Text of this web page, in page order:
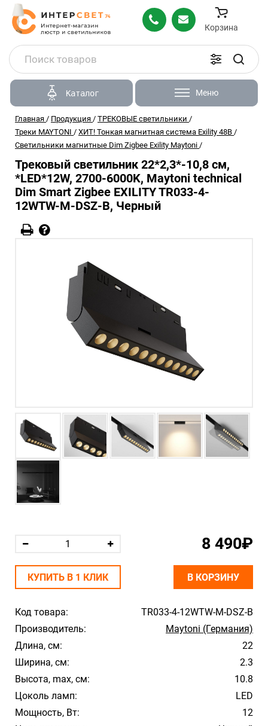
Корзина
Каталог Меню
Главная / Продукция / ТРЕКОВЫЕ светильники /
Треки MAYTONI / ХИТ! Тонкая магнитная система Exility 48В /
Светильники магнитные Dim Zigbee Exility Maytoni /
Трековый светильник 22*2,3*-10,8 см,
*LED*12W, 2700-6000K, Maytoni technical
Dim Smart Zigbee EXILITY TR033-4-
12WTW-M-DSZ-B, Черный
Код товара:
TR033-4-12WTW-M-DSZ-B
Производитель:
Maytoni (Германия)
Длина, см:
22
Ширина, см:
2.3
Высота, max, см:
10.8
Цоколь ламп:
LED
Мощность, Вт:
12
8 490₽
КУПИТЬ В 1 КЛИК В КОРЗИНУ